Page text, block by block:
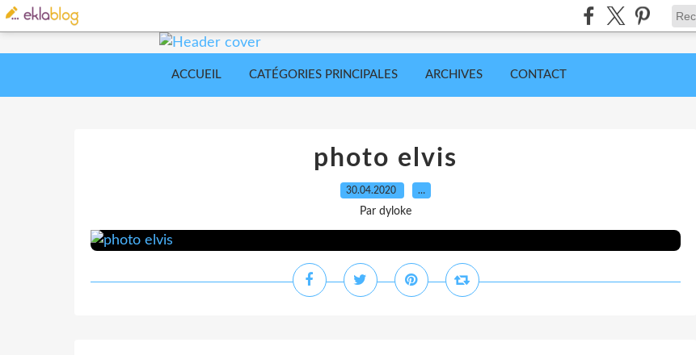
ACCUEIL CATÉGORIES PRINCIPALES ARCHIVES CONTACT
photo elvis
30.04.2020 …
Par dyloke